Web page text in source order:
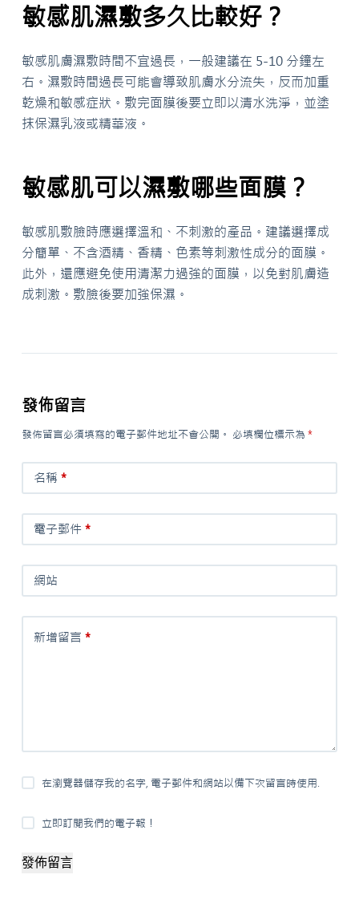
敏感肌濕敷多久比較好？
敏感肌膚濕敷時間不宜過長，一般建議在 5-10 分鐘左
右。濕敷時間過長可能會導致肌膚水分流失，反而加重
乾燥和敏感症狀。敷完面膜後要立即以清水洗淨，並塗
抹保濕乳液或精華液。
敏感肌可以濕敷哪些面膜？
敏感肌敷臉時應選擇溫和、不刺激的產品。建議選擇成
分簡單、不含酒精、香精、色素等刺激性成分的面膜。
此外，還應避免使用清潔力過強的面膜，以免對肌膚造
成刺激。敷臉後要加強保濕。
發佈留言
發佈留言必須填寫的電子郵件地址不會公開。 必填欄位標示為 *
名稱 *
電子郵件*
網站
新增留言 *
在瀏覽器儲存我的名字, 電子郵件和網站以備下次留言時使用.
立即訂閱我們的電子報！
發佈留言